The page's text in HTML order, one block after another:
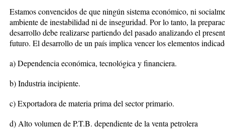
Estamos convencidos de que ningún sistema económico, ni
ambiente de inestabilidad ni de inseguridad. Por lo tanto, la
desarrollo debe realizarse partiendo del pasado analizando el
futuro. El desarrollo de un país implica vencer los elementos
a) Dependencia económica, tecnológica y financiera.
b) Industria incipiente.
c) Exportadora de materia prima del sector primario.
d) Alto volumen de P.T.B. dependiente de la venta petrolera